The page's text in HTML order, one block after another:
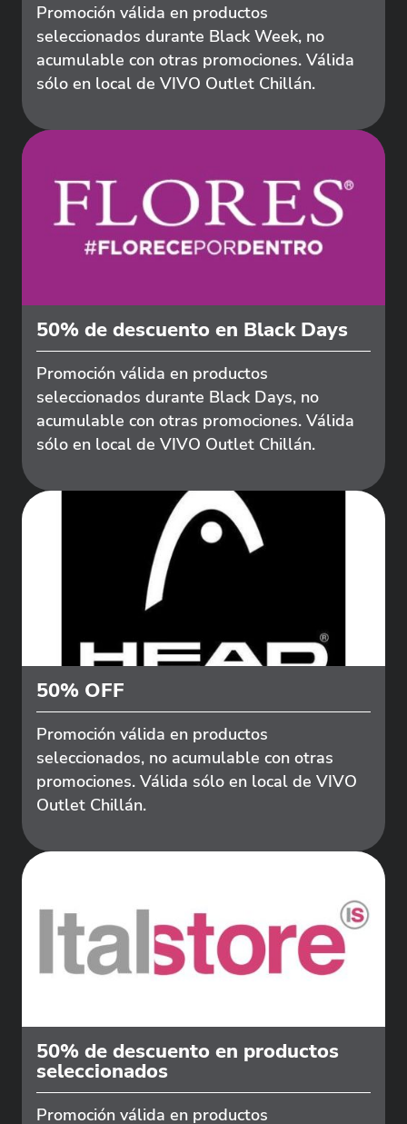
Promoción válida en productos
seleccionados durante Black Week, no
acumulable con otras promociones. Válida
sólo en local de VIVO Outlet Chillán.
50% de descuento en Black Days
Promoción válida en productos
seleccionados durante Black Days, no
acumulable con otras promociones. Válida
sólo en local de VIVO Outlet Chillán.
50% OFF
Promoción válida en productos
seleccionados, no acumulable con otras
promociones. Válida sólo en local de VIVO
Outlet Chillán.
50% de descuento en productos
seleccionados
Promoción válida en productos